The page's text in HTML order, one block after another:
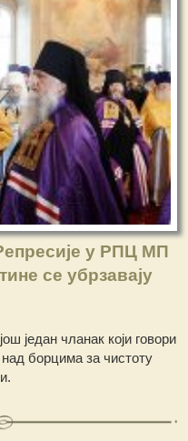
у РПЦ МП
се убрзавају
један чланак који говори
борцима за чистоту